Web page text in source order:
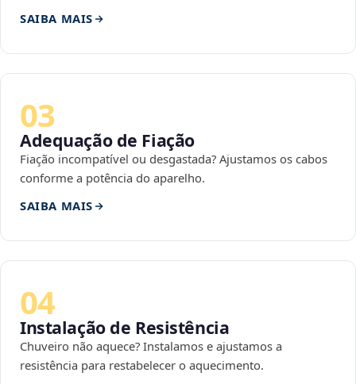
SAIBA MAIS
03
Adequação de Fiação
Fiação incompatível ou desgastada? Ajustamos os cabos
conforme a potência do aparelho.
SAIBA MAIS
04
Instalação de Resistência
Chuveiro não aquece? Instalamos e ajustamos a
resistência para restabelecer o aquecimento.